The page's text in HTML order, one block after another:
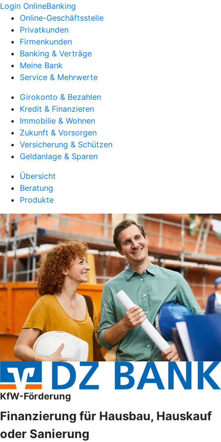
Login OnlineBanking
Online-Geschäftsstelle
Privatkunden
Firmenkunden
Banking & Verträge
Meine Bank
Service & Mehrwerte
Girokonto & Bezahlen
Kredit & Finanzieren
Immobilie & Wohnen
Zukunft & Vorsorgen
Versicherung & Schützen
Geldanlage & Sparen
Übersicht
Beratung
Produkte
KfW-Förderung
Finanzierung für Hausbau, Hauskauf
oder Sanierung